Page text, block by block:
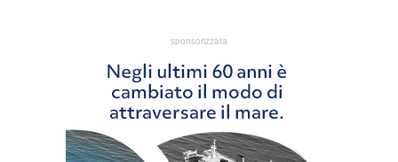
sponsorizzata